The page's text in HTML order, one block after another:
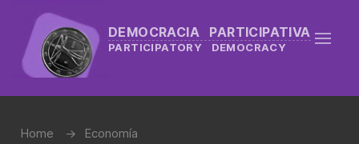
DEMOCRACIA PARTICIPATIVA
PARTICIPATORY DEMOCRACY
Home
Economía